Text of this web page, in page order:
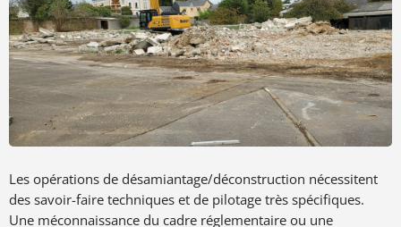
Les opérations de désamiantage/déconstruction nécessitent
des savoir-faire techniques et de pilotage très spécifiques.
Une méconnaissance du cadre réglementaire ou une